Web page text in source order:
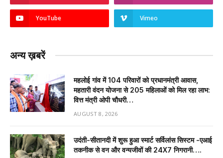
YouTube Vimeo
अन्य ख़बरें
महलोई गांव में 104 परिवारों को प्रधानमंत्री आवास,
महतारी वंदन योजना से 205 महिलाओं को मिल रहा लाभ:
वित्त मंत्री ओपी चौधरी…
AUGUST 8, 2026
उदंती-सीतानदी में शुरू हुआ स्मार्ट सर्विलांस सिस्टम -एआई
तकनीक से वन और वन्यजीवों की 24X7 निगरानी….